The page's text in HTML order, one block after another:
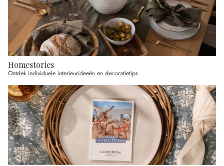
Homestories
Ontdek individuele interieurideeën en decoratietips